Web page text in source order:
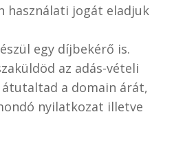
használati jogát eladjuk
egy díjbekérő is.
az adás-vételi
átutaltad a domain árát,
nyilatkozat illetve